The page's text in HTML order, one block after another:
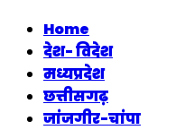
Home
देश- विदेश
मध्यप्रदेश
छत्तीसगढ़
जांजगीर-चांपा